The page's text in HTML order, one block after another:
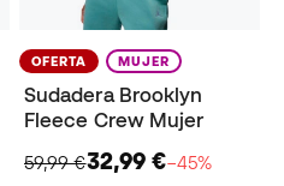
OFERTA MUJER
Sudadera Brooklyn
Fleece Crew Mujer
59,99 €32,99 €−45%